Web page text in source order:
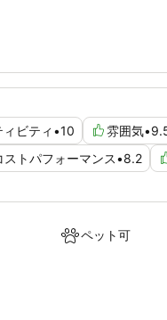
ビティ •10 雰囲気•
ストパフォーマンス•8.2
ペット可